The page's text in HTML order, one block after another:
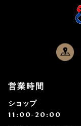
営業時間
ショップ
11:00-20:00